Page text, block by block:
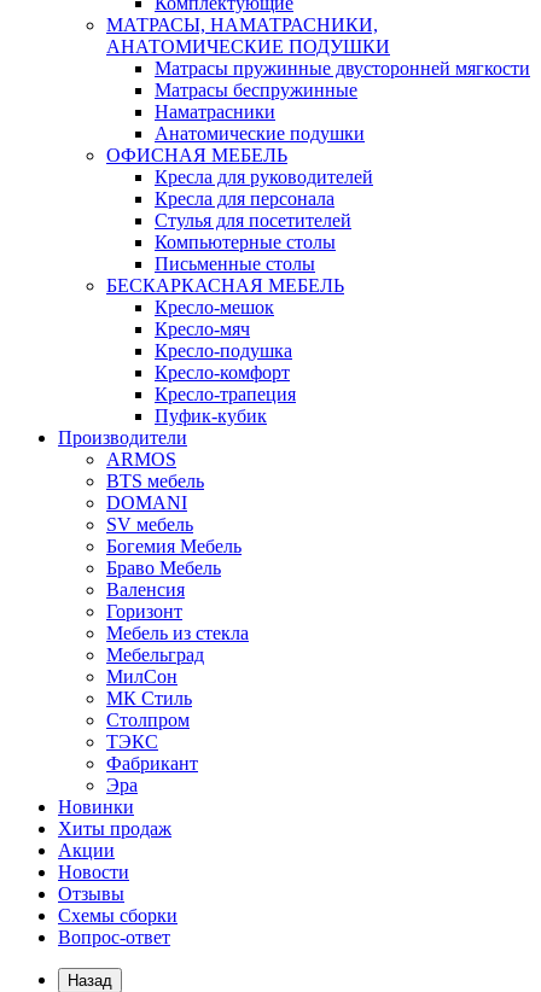
МАТРАСЫ, НАМАТРАСНИКИ,
АНАТОМИЧЕСКИЕ ПОДУШКИ
Матрасы пружинные двусторонней мягкости
Матрасы беспружинные
Наматрасники
Анатомические подушки
ОФИСНАЯ МЕБЕЛЬ
Кресла для руководителей
Кресла для персонала
Стулья для посетителей
Компьютерные столы
Письменные столы
БЕСКАРКАСНАЯ МЕБЕЛЬ
Кресло-мешок
Кресло-мяч
Кресло-подушка
Кресло-комфорт
Кресло-трапеция
Пуфик-кубик
Производители
ARMOS
BTS мебель
DOMANI
SV мебель
Богемия Мебель
Браво Мебель
Валенсия
Горизонт
Мебель из стекла
Мебельград
МилСон
МК Стиль
Столпром
ТЭКС
Фабрикант
Эра
Новинки
Хиты продаж
Акции
Новости
Отзывы
Схемы сборки
Вопрос-ответ
Назад